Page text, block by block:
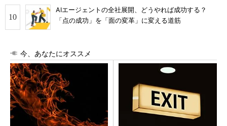
AIエージェントの全社展開、どうやれば成功する？
「点の成功」を「面の変革」に変える道筋
今、あなたにオススメ